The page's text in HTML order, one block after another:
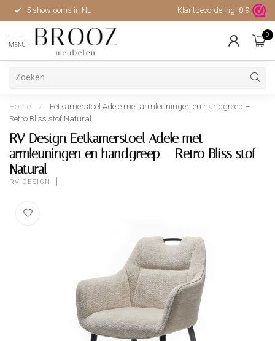
5 showrooms in NL Hoge kwaliteit, uitstekende
Klantbeoordeling: 8.9
MENU
0
Home /
Eetkamerstoel Adele met armleuningen en handgreep –
Retro Bliss stof Natural
RV Design Eetkamerstoel Adele met
armleuningen en handgreep – Retro Bliss stof
Natural
RV DESIGN